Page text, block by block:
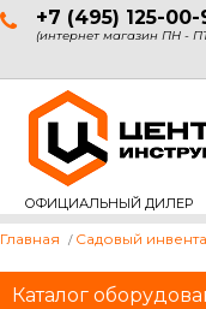
+7 (495) 125-00-
(интернет магазин ПН -
ОФИЦИАЛЬНЫЙ ДИЛЕР
Каталог
Главная Садовый